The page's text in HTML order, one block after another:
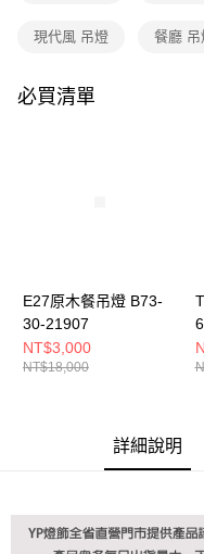
購買商品的店家。未經商家同
是否繳費成功／繳費後需取消
客戶支援中心」
任。
４．使用「AFTEE先享後付」
時審查核予不同之上限額度；
請求用戶進行身份認證。
現代風 吊燈 餐廳 吊
必買清單
E27原木餐吊燈 B73-
30-21907
NT$3,000
NT$18,000
詳細說明